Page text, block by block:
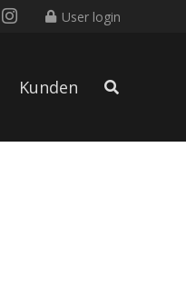
User login
Kunden